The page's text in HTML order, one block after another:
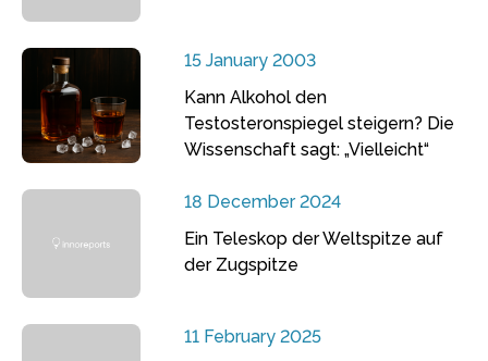
15 January 2003
Kann Alkohol den
Testosteronspiegel steigern? Die
Wissenschaft sagt: „Vielleicht“
18 December 2024
Ein Teleskop der Weltspitze auf
der Zugspitze
11 February 2025